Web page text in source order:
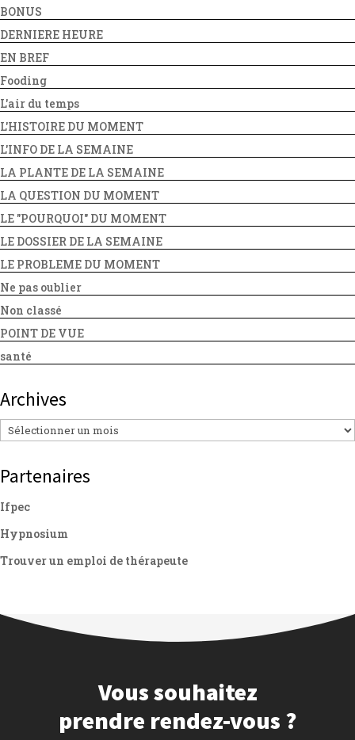
BONUS
DERNIERE HEURE
EN BREF
Fooding
L'air du temps
L'HISTOIRE DU MOMENT
L'INFO DE LA SEMAINE
LA PLANTE DE LA SEMAINE
LA QUESTION DU MOMENT
LE "POURQUOI" DU MOMENT
LE DOSSIER DE LA SEMAINE
LE PROBLEME DU MOMENT
Ne pas oublier
Non classé
POINT DE VUE
santé
Archives
Archives
Partenaires
Ifpec
Hypnosium
Trouver un emploi de thérapeute
Vous souhaitez
prendre rendez-vous ?